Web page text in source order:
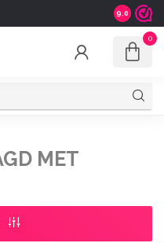
Shipping
9.0
0
MET